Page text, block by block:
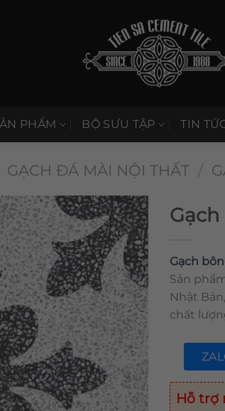
PHẨM BỘ SƯU TẬP TIN
GẠCH ĐÁ MÀI NỘI THẤT /
Gạch
Gạch
Sản
Nhật
chất
Hỗ trợ